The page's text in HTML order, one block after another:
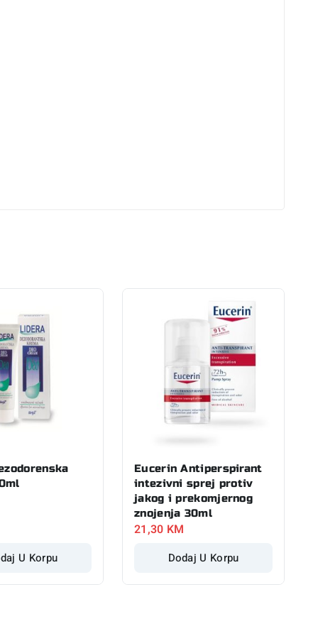
U Korpu
Eucerin Antiperspirant
intezivni sprej protiv
jakog i prekomjernog
znojenja 30ml
21,30 KM
Dodaj U Korpu